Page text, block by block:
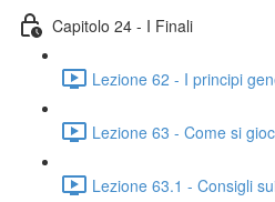
Capitolo 24 - I Finali
Lezione 62 - I principi
Lezione 63 - Come si
Lezione 63.1 - Consigli